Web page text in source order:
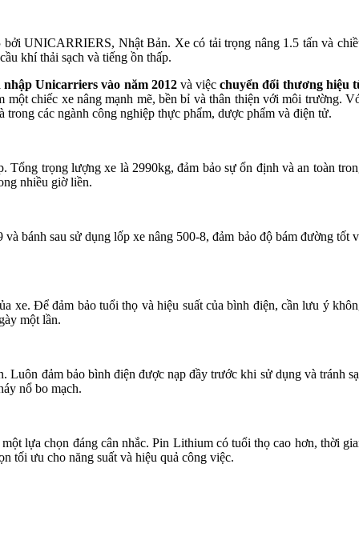
UNICARRIERS, Nhật Bản. Xe có tải trọng nâng 1.5 tấn và
khí thải sạch và tiếng ồn thấp.
Unicarriers vào năm 2012và việcchuyển đổi thương hiệu
chiếc xe nâng mạnh mẽ, bền bỉ và thân thiện với môi trường.
các ngành công nghiệp thực phẩm, dược phẩm và điện tử.
trọng lượng xe là 2990kg, đảm bảo sự ổn định và an toàn
nhiều giờ liền.
bánh sau sử dụng lốp xe nâng 500-8, đảm bảo độ bám đường tốt
xe. Để đảm bảo tuổi thọ và hiệu suất của bình điện, cần lưu ý
một lần.
đảm bảo bình điện được nạp đầy trước khi sử dụng và tránh
nổ bo mạch.
lựa chọn đáng cân nhắc. Pin Lithium có tuổi thọ cao hơn, thời
tối ưu cho năng suất và hiệu quả công việc.